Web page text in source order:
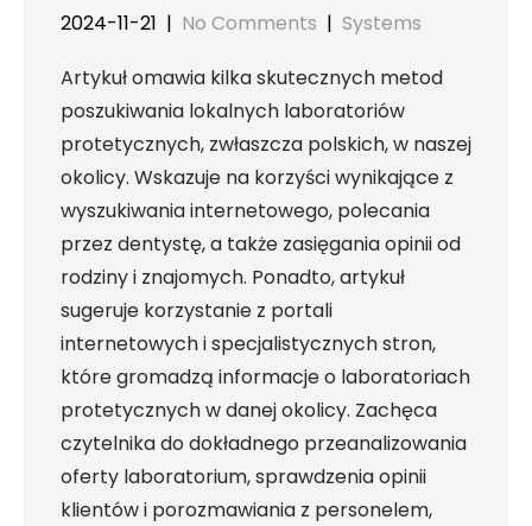
2024-11-21 | No Comments | Systems
Artykuł omawia kilka skutecznych metod
poszukiwania lokalnych laboratoriów
protetycznych, zwłaszcza polskich, w naszej
okolicy. Wskazuje na korzyści wynikające z
wyszukiwania internetowego, polecania
przez dentystę, a także zasięgania opinii od
rodziny i znajomych. Ponadto, artykuł
sugeruje korzystanie z portali
internetowych i specjalistycznych stron,
które gromadzą informacje o laboratoriach
protetycznych w danej okolicy. Zachęca
czytelnika do dokładnego przeanalizowania
oferty laboratorium, sprawdzenia opinii
klientów i porozmawiania z personelem,